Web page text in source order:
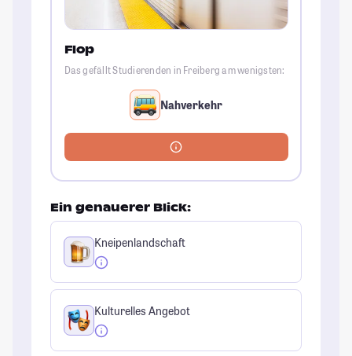
Flop
Das gefällt Studierenden in Freiberg am wenigsten:
Nahverkehr
Ein genauerer Blick:
Kneipenlandschaft
Kulturelles Angebot